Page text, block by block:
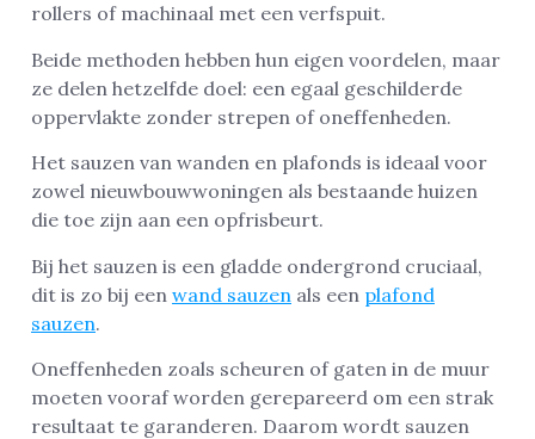
rollers of machinaal met een verfspuit.
Beide methoden hebben hun eigen voordelen, maar
ze delen hetzelfde doel: een egaal geschilderde
oppervlakte zonder strepen of oneffenheden.
Het sauzen van wanden en plafonds is ideaal voor
zowel nieuwbouwwoningen als bestaande huizen
die toe zijn aan een opfrisbeurt.
Bij het sauzen is een gladde ondergrond cruciaal,
dit is zo bij een wand sauzen als een plafond
sauzen.
Oneffenheden zoals scheuren of gaten in de muur
moeten vooraf worden gerepareerd om een strak
resultaat te garanderen. Daarom wordt sauzen